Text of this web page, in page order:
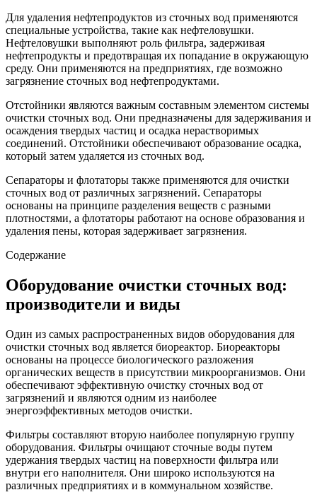
Для удаления нефтепродуктов из сточных вод применяются
специальные устройства, такие как нефтеловушки.
Нефтеловушки выполняют роль фильтра, задерживая
нефтепродукты и предотвращая их попадание в окружающую
среду. Они применяются на предприятиях, где возможно
загрязнение сточных вод нефтепродуктами.
Отстойники являются важным составным элементом системы
очистки сточных вод. Они предназначены для задерживания и
осаждения твердых частиц и осадка нерастворимых
соединений. Отстойники обеспечивают образование осадка,
который затем удаляется из сточных вод.
Сепараторы и флотаторы также применяются для очистки
сточных вод от различных загрязнений. Сепараторы
основаны на принципе разделения веществ с разными
плотностями, а флотаторы работают на основе образования и
удаления пены, которая задерживает загрязнения.
Содержание
Оборудование очистки сточных вод:
производители и виды
Один из самых распространенных видов оборудования для
очистки сточных вод является биореактор. Биореакторы
основаны на процессе биологического разложения
органических веществ в присутствии микроорганизмов. Они
обеспечивают эффективную очистку сточных вод от
загрязнений и являются одним из наиболее
энергоэффективных методов очистки.
Фильтры составляют вторую наиболее популярную группу
оборудования. Фильтры очищают сточные воды путем
удержания твердых частиц на поверхности фильтра или
внутри его наполнителя. Они широко используются на
различных предприятиях и в коммунальном хозяйстве.